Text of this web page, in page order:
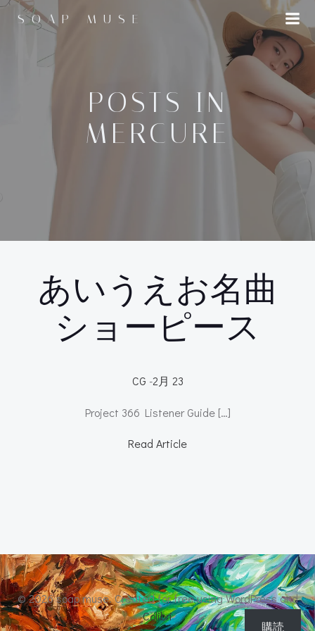
へ
ス
キ
ッ
SOAP MUSE
POSTS IN
MERCURE
あいうえお名曲
ショーピース
CG -2月 23
Project 366 Listener Guide […]
Read Article
© 2026 soap muse. Created for free using WordPress and
Colibri
購読